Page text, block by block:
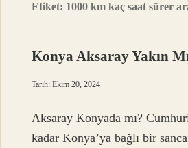
Etiket: 1000 km kaç saat sürer
Konya Aksaray Yakın
Tarih: Ekim 20, 2024
Aksaray Konyada mı?
kadar Konya’ya bağlı bir